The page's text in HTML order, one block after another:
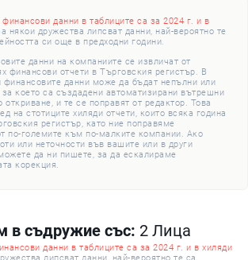
финансови данни в таблиците са за 2024 г. и в
някои дружества липсват данни, най-вероятно те
си още в предходни години.
данни на компаниите се извличат от
финансови отчети в Търговския регистър. В
финансовите данни може да бъдат непълни или
за което са създадени автоматизирани вътрешни
откриване, и те се поправят от редактор. Това
на стотиците хиляди отчети, които всяка година
регистър, като ние поправяме
по-големите към по-малките компании. Ако
или неточности във вашите или в други
да ни пишете, за да ескалираме
корекция.
в съдружие със: 2 Лица
данни в таблиците са за 2024 г. и в хиляди